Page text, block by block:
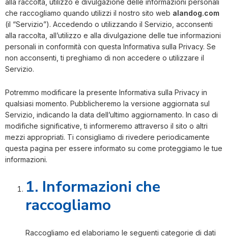
alla raccolta, utilizzo e divulgazione delle informazioni personali
che raccogliamo quando utilizzi il nostro sito web alandog.com
(il “Servizio”). Accedendo o utilizzando il Servizio, acconsenti
alla raccolta, all’utilizzo e alla divulgazione delle tue informazioni
personali in conformità con questa Informativa sulla Privacy. Se
non acconsenti, ti preghiamo di non accedere o utilizzare il
Servizio.
Potremmo modificare la presente Informativa sulla Privacy in
qualsiasi momento. Pubblicheremo la versione aggiornata sul
Servizio, indicando la data dell’ultimo aggiornamento. In caso di
modifiche significative, ti informeremo attraverso il sito o altri
mezzi appropriati. Ti consigliamo di rivedere periodicamente
questa pagina per essere informato su come proteggiamo le tue
informazioni.
1. Informazioni che
raccogliamo
Raccogliamo ed elaboriamo le seguenti categorie di dati